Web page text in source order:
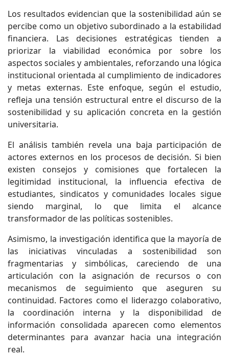
Los resultados evidencian que la sostenibilidad aún se
percibe como un objetivo subordinado a la estabilidad
financiera. Las decisiones estratégicas tienden a
priorizar la viabilidad económica por sobre los
aspectos sociales y ambientales, reforzando una lógica
institucional orientada al cumplimiento de indicadores
y metas externas. Este enfoque, según el estudio,
refleja una tensión estructural entre el discurso de la
sostenibilidad y su aplicación concreta en la gestión
universitaria.
El análisis también revela una baja participación de
actores externos en los procesos de decisión. Si bien
existen consejos y comisiones que fortalecen la
legitimidad institucional, la influencia efectiva de
estudiantes, sindicatos y comunidades locales sigue
siendo marginal, lo que limita el alcance
transformador de las políticas sostenibles.
Asimismo, la investigación identifica que la mayoría de
las iniciativas vinculadas a sostenibilidad son
fragmentarias y simbólicas, careciendo de una
articulación con la asignación de recursos o con
mecanismos de seguimiento que aseguren su
continuidad. Factores como el liderazgo colaborativo,
la coordinación interna y la disponibilidad de
información consolidada aparecen como elementos
determinantes para avanzar hacia una integración
real.